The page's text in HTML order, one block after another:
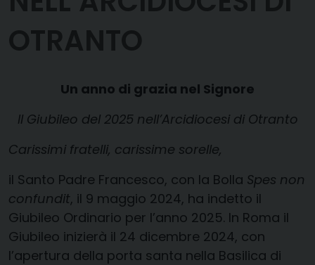
OTRANTO
Un anno di grazia nel Signore
Il Giubileo del 2025 nell’Arcidiocesi di Otranto
Carissimi fratelli, carissime sorelle,
il Santo Padre Francesco, con la Bolla Spes non
confundit, il 9 maggio 2024, ha indetto il
Giubileo Ordinario per l’anno 2025. In Roma il
Giubileo inizierà il 24 dicembre 2024, con
l’apertura della porta santa nella Basilica di